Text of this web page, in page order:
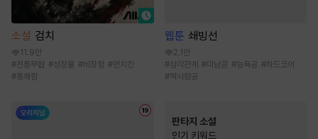
소설 검치
11.9만
#전통무협 #성장물 #비장함 #먼치킨
#통쾌함
웹툰 쇄빙선
2.1만
#삼각관계 #미남공 #능욕공 #하드코어
#짝사랑공
판타지 소설
인기 키워드